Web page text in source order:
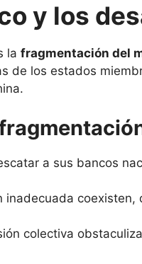
y los
la fragmentación del
de los estados
a sus bancos
inadecuada
colectiva